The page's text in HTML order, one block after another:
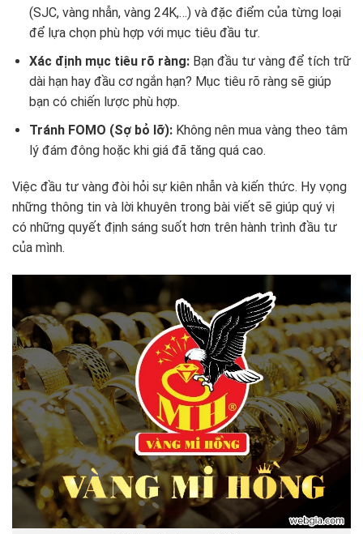
(SJC, vàng nhẫn, vàng 24K,…) và đặc điểm của từng loại
để lựa chọn phù hợp với mục tiêu đầu tư.
Xác định mục tiêu rõ ràng:Bạn đầu tư vàng để tích trữ
dài hạn hay đầu cơ ngắn hạn? Mục tiêu rõ ràng sẽ giúp
bạn có chiến lược phù hợp.
Tránh FOMO (Sợ bỏ lỡ):Không nên mua vàng theo tâm
lý đám đông hoặc khi giá đã tăng quá cao.
Việc đầu tư vàng đòi hỏi sự kiên nhẫn và kiến thức. Hy vọng
những thông tin và lời khuyên trong bài viết sẽ giúp quý vị
có những quyết định sáng suốt hơn trên hành trình đầu tư
của mình.